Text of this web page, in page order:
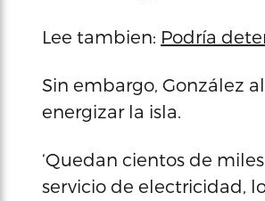
Lee tambien: Podría
Sin embargo, González
energizar la isla.
‘Quedan cientos de
servicio de electricidad,